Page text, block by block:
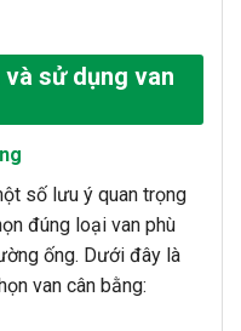
sử dụng van
số lưu ý quan trọng
đúng loại van phù
ống. Dưới đây là
van cân bằng: